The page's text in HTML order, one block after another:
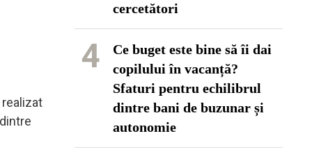
realizat
cercetători
4
Ce buget este bine să îi dai
copilului în vacanță?
Sfaturi pentru echilibrul
dintre bani de buzunar și
autonomie